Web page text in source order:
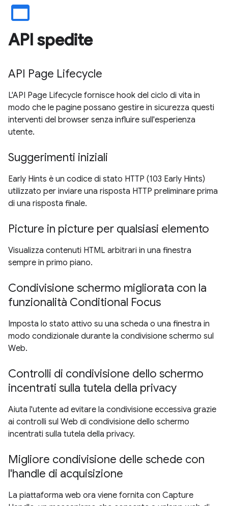
web_asset
API spedite
API Page Lifecycle
L'API Page Lifecycle fornisce hook del ciclo di vita in
modo che le pagine possano gestire in sicurezza questi
interventi del browser senza influire sull'esperienza
utente.
Suggerimenti iniziali
Early Hints è un codice di stato HTTP (103 Early Hints)
utilizzato per inviare una risposta HTTP preliminare prima
di una risposta finale.
Picture in picture per qualsiasi elemento
Visualizza contenuti HTML arbitrari in una finestra
sempre in primo piano.
Condivisione schermo migliorata con la
funzionalità Conditional Focus
Imposta lo stato attivo su una scheda o una finestra in
modo condizionale durante la condivisione schermo sul
Web.
Controlli di condivisione dello schermo
incentrati sulla tutela della privacy
Aiuta l'utente ad evitare la condivisione eccessiva grazie
ai controlli sul Web di condivisione dello schermo
incentrati sulla tutela della privacy.
Migliore condivisione delle schede con
l'handle di acquisizione
La piattaforma web ora viene fornita con Capture